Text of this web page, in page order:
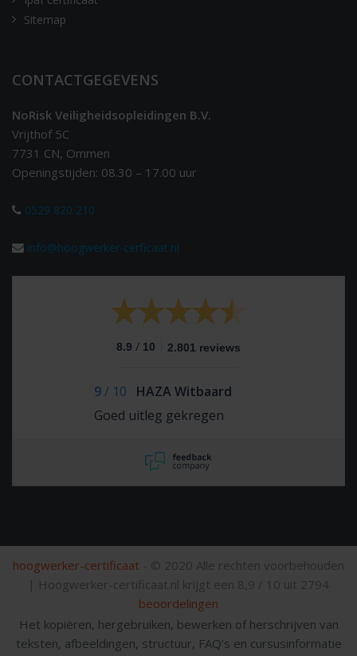
Sitemap
CONTACTGEGEVENS
NoRisk Veiligheidsopleidingen B.V.
Vrijthof 5C
7731 CN, Ommen
Openingstijden: 08.30 – 17.00 uur
0529 820 210
info@hoogwerker-cerficaat.nl
8.9 / 10 2.801 reviews
9/ 10
HAZA Witbaard
Goed uitleg gekregen
hoogwerker-certificaat - © 2020 Alle rechten voorbehouden
| Hoogwerker-certificaat.nl krijgt een 8,9 / 10 uit 2794
beoordelingen
Het kopiëren, hergebruiken, bewerken of herschrijven van
teksten, afbeeldingen, structuur, FAQ’s en cursusinformatie